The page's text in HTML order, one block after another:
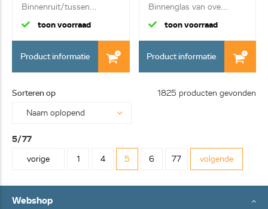
Binnenruit/tussen...
toon voorraad
Product informatie
Binnenglas van ove...
toon voorraad
Product informatie
Sorteren op 1825 producten gevonden
5/77
vorige
1 4 5 6 77 volgende
Webshop